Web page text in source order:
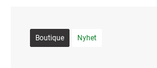
Boutique Nyhet